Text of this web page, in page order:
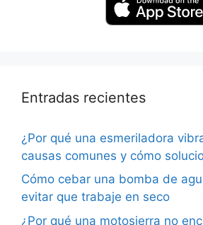
Entradas recientes
¿Por qué una esmeriladora
causas comunes y cómo
Cómo cebar una bomba de
evitar que trabaje en seco
¿Por qué una motosierra no